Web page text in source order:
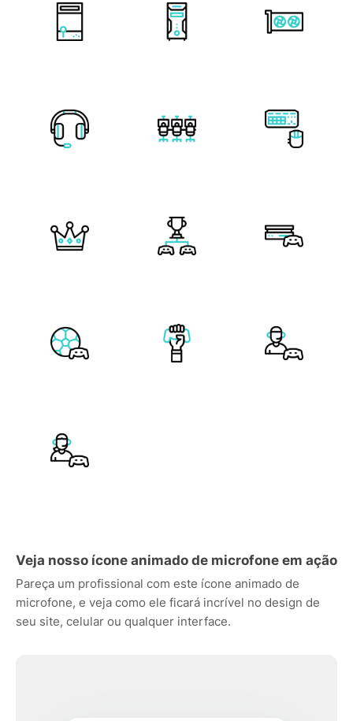
Veja nosso ícone animado de microfone em ação
Pareça um profissional com este ícone animado de
microfone, e veja como ele ficará incrível no design de
seu site, celular ou qualquer interface.